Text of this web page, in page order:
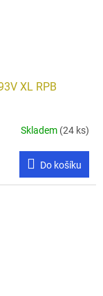
XL RPB
Skladem (24 ks)
Do košíku